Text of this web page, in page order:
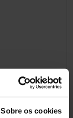
Sobre os cookies